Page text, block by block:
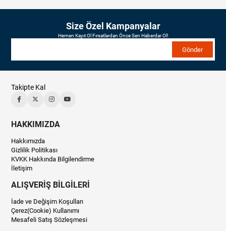
Size Özel Kampanyalar
Hemen Kayıt Ol Fırsatlardan Önce Sen Haberdar Ol!
Gönder
Takipte Kal
HAKKIMIZDA
Hakkımızda
Gizlilik Politikası
KVKK Hakkında Bilgilendirme
İletişim
ALIŞVERİŞ BİLGİLERİ
İade ve Değişim Koşulları
Çerez(Cookie) Kullanımı
Mesafeli Satış Sözleşmesi